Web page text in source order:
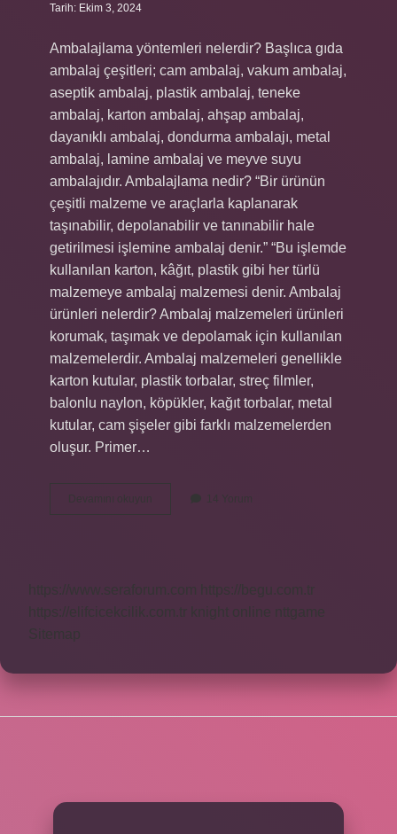
Tarih: Ekim 3, 2024
Ambalajlama yöntemleri nelerdir? Başlıca gıda
ambalaj çeşitleri; cam ambalaj, vakum ambalaj,
aseptik ambalaj, plastik ambalaj, teneke
ambalaj, karton ambalaj, ahşap ambalaj,
dayanıklı ambalaj, dondurma ambalajı, metal
ambalaj, lamine ambalaj ve meyve suyu
ambalajıdır. Ambalajlama nedir? “Bir ürünün
çeşitli malzeme ve araçlarla kaplanarak
taşınabilir, depolanabilir ve tanınabilir hale
getirilmesi işlemine ambalaj denir.” “Bu işlemde
kullanılan karton, kâğıt, plastik gibi her türlü
malzemeye ambalaj malzemesi denir. Ambalaj
ürünleri nelerdir? Ambalaj malzemeleri ürünleri
korumak, taşımak ve depolamak için kullanılan
malzemelerdir. Ambalaj malzemeleri genellikle
karton kutular, plastik torbalar, streç filmler,
balonlu naylon, köpükler, kağıt torbalar, metal
kutular, cam şişeler gibi farklı malzemelerden
oluşur. Primer…
Devamını okuyun
Ambalajlama
Türleri
14 Yorum
https://www.seraforum.com
https://begu.com.tr
https://elifcicekcilik.com.tr
knight online
nttgame
Sitemap